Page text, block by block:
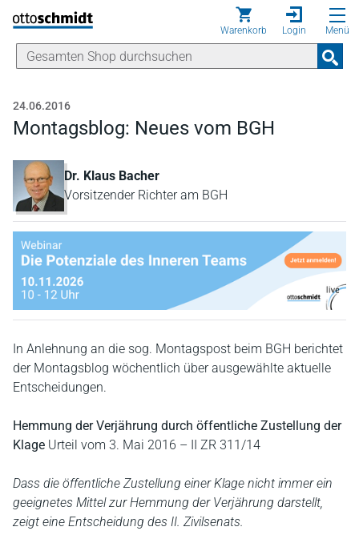
Direkt zum Inhalt
Warenkorb Login Menü
24.06.2016
Montagsblog: Neues vom BGH
Dr. Klaus Bacher
Vorsitzender Richter am BGH
In Anlehnung an die sog. Montagspost beim BGH berichtet
der Montagsblog wöchentlich über ausgewählte aktuelle
Entscheidungen.
Hemmung der Verjährung durch öffentliche Zustellung der
Klage Urteil vom 3. Mai 2016 – II ZR 311/14
Dass die öffentliche Zustellung einer Klage nicht immer ein
geeignetes Mittel zur Hemmung der Verjährung darstellt,
zeigt eine Entscheidung des II. Zivilsenats.